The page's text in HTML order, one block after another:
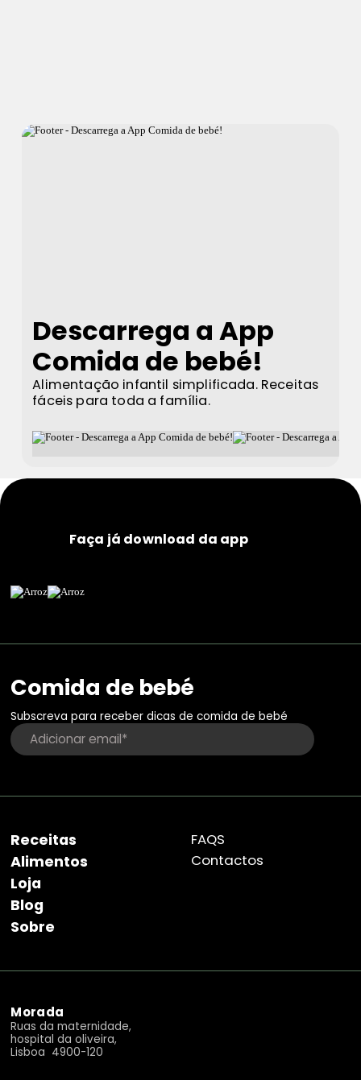
Descarrega a App
Comida de bebé!
Alimentação infantil simplificada. Receitas
fáceis para toda a família.
Comida de bebé
Subscreva para receber dicas de comida de bebé
Receitas
Alimentos
Loja
Blog
Sobre
FAQS
Contactos
Faça já download da app
Morada
Ruas da maternidade,
hospital da oliveira,
Lisboa 4900-120